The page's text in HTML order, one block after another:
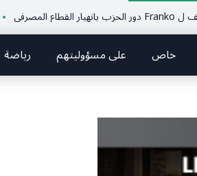
سامي الجميّل:
خاص على مسؤوليتهم رياضة